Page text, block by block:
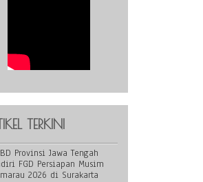
TERKINI
Provinsi Jawa Tengah
FGD Persiapan Musim
2026 di Surakarta